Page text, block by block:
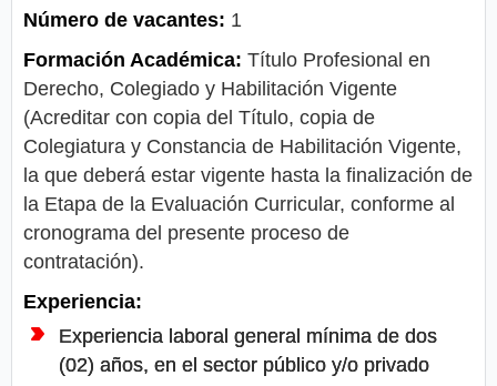
Número de vacantes: 1
Formación Académica: Título Profesional en
Derecho, Colegiado y Habilitación Vigente
(Acreditar con copia del Título, copia de
Colegiatura y Constancia de Habilitación Vigente,
la que deberá estar vigente hasta la finalización de
la Etapa de la Evaluación Curricular, conforme al
cronograma del presente proceso de
contratación).
Experiencia:
Experiencia laboral general mínima de dos
(02) años, en el sector público y/o privado